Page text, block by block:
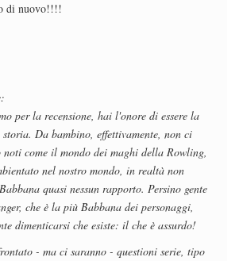
di nuovo!!!!
per la recensione, hai l'onore di essere la
Da bambino, effettivamente, non ci
noti come il mondo dei maghi della Rowling,
nel nostro mondo, in realtà non
quasi nessun rapporto. Persino gente
che è la più Babbana dei personaggi,
dimenticarsi che esiste: il che è assurdo!
- ma ci saranno - questioni serie, tipo